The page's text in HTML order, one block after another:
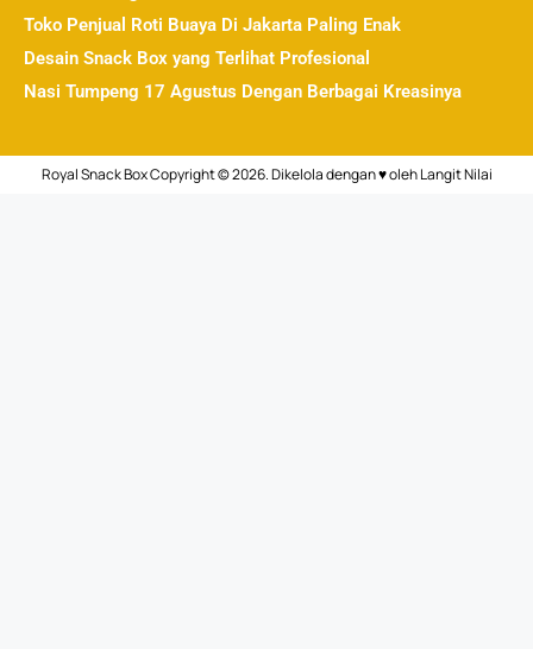
Toko Penjual Roti Buaya Di Jakarta Paling Enak
Desain Snack Box yang Terlihat Profesional
Nasi Tumpeng 17 Agustus Dengan Berbagai Kreasinya
Royal Snack Box Copyright © 2026. Dikelola dengan ♥ olehLangit Nilai